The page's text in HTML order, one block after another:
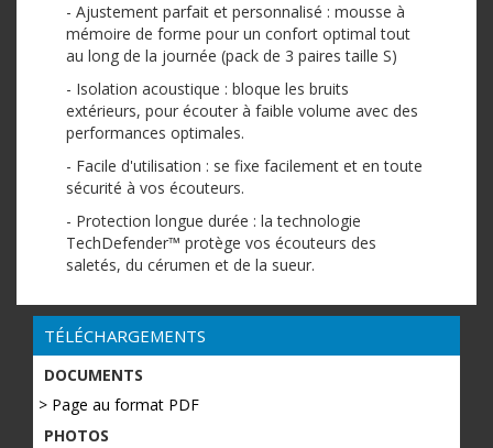
- Ajustement parfait et personnalisé : mousse à
mémoire de forme pour un confort optimal tout
au long de la journée (pack de 3 paires taille S)
- Isolation acoustique : bloque les bruits
extérieurs, pour écouter à faible volume avec des
performances optimales.
- Facile d'utilisation : se fixe facilement et en toute
sécurité à vos écouteurs.
- Protection longue durée : la technologie
TechDefender™ protège vos écouteurs des
saletés, du cérumen et de la sueur.
TÉLÉCHARGEMENTS
DOCUMENTS
> Page au format PDF
PHOTOS